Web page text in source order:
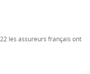
les assureurs français ont